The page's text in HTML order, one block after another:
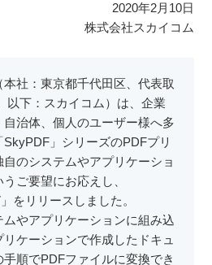
2020年2月10日
株式会社スカイコム
社：東京都千代田区、代表取
以下：スカイコム）は、企業
治体、個人のユーザー様へ多
」シリーズのPDFプリ
のシステムやアプリケーショ
ご要望にお応えし、
をリリースしました。
やアプリケーションに組み込
ケーションで作成したドキュ
手順でPDFファイルに変換でき